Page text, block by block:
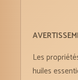
Les
huiles